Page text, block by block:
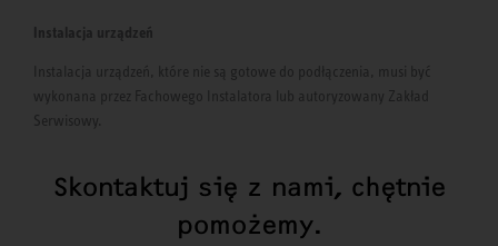
Instalacja urządzeń
Instalacja urządzeń, które nie są gotowe do podłączenia, musi być
wykonana przez Fachowego Instalatora lub autoryzowany Zakład
Serwisowy.
Skontaktuj się z nami, chętnie
pomożemy.